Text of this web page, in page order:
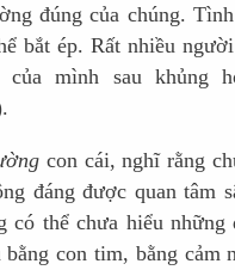
đúng của chúng.
bắt ép. Rất nhiều
của mình sau khủng
con cái, nghĩ rằng
đáng được quan tâm
có thể chưa hiểu những
con tim, bằng cảm